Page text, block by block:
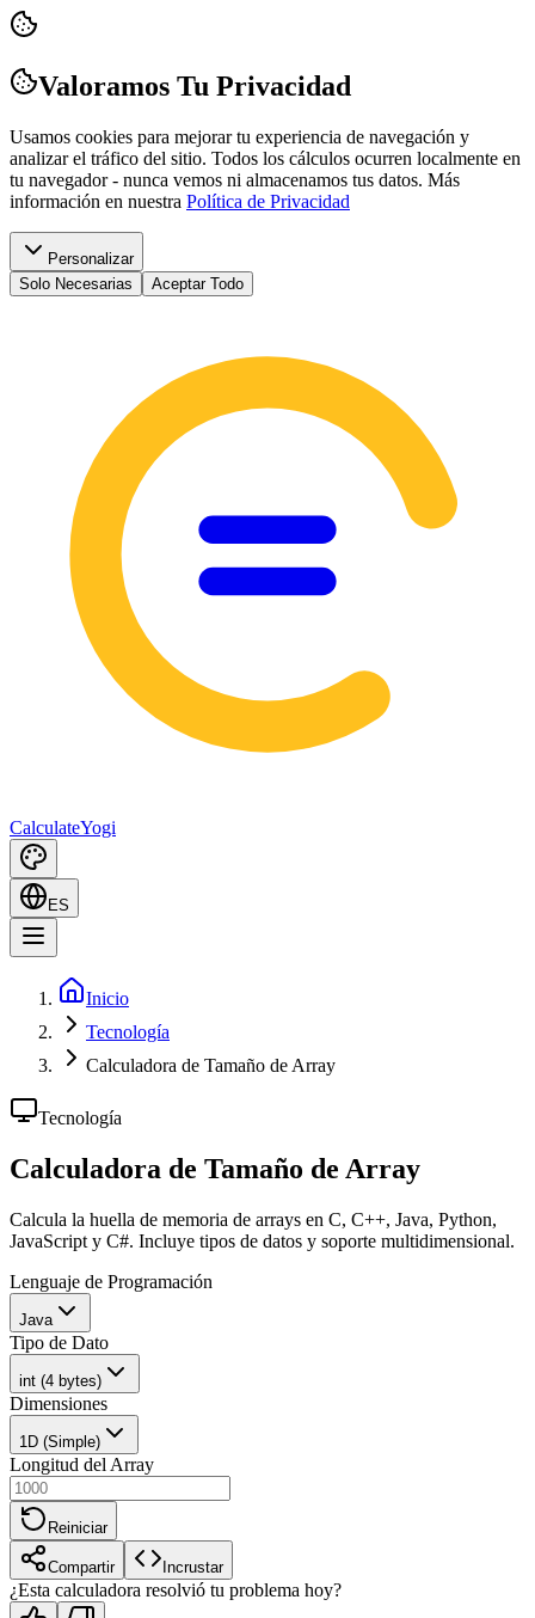
Valoramos Tu Privacidad
Usamos cookies para mejorar tu experiencia de navegación y
analizar el tráfico del sitio. Todos los cálculos ocurren localmente en
tu navegador - nunca vemos ni almacenamos tus datos. Más
información en nuestra Política de Privacidad
Personalizar
Solo Necesarias
Aceptar Todo
CalculateYogi
ES
Inicio
Tecnología
Calculadora de Tamaño de Array
Tecnología
Calculadora de Tamaño de Array
Calcula la huella de memoria de arrays en C, C++, Java, Python,
JavaScript y C#. Incluye tipos de datos y soporte multidimensional.
Lenguaje de Programación
Java
Tipo de Dato
int (4 bytes)
Dimensiones
1D (Simple)
Longitud del Array
Reiniciar
Compartir Incrustar
¿Esta calculadora resolvió tu problema hoy?